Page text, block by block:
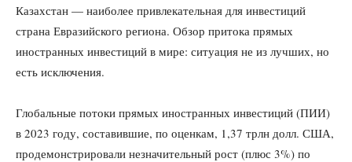
Казахстан — наиболее привлекательная для инвестиций
страна Евразийского региона. Обзор притока прямых
иностранных инвестиций в мире: ситуация не из лучших, но
есть исключения.
Глобальные потоки прямых иностранных инвестиций (ПИИ)
в 2023 году, составившие, по оценкам, 1,37 трлн долл. США,
продемонстрировали незначительный рост (плюс 3%) по